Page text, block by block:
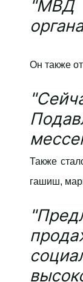
"МВД
Он также
Также
гашиш,